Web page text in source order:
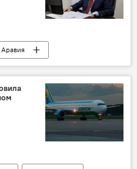
Аравия
Политика